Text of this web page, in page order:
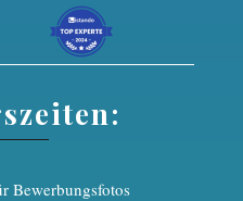
Bewerbungsfotos